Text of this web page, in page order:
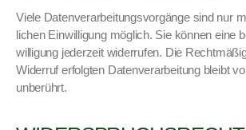
Viele Daten­ver­ar­beitungsvorgänge sind nur
lichen Ein­willi­gung möglich. Sie kön­nen eine
willi­gung jed­erzeit wider­rufen. Die
Wider­ruf erfol­gten Daten­ver­ar­beitung bleibt
unberührt.